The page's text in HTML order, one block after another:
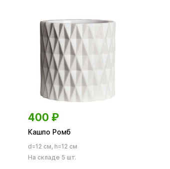
400 ₽
Кашпо Ромб
d=12 см, h=12 см
На складе 5 шт.